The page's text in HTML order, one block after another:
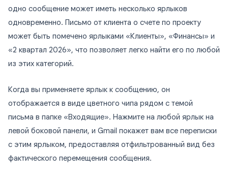
одно сообщение может иметь несколько ярлыков
одновременно. Письмо от клиента о счете по проекту
может быть помечено ярлыками «Клиенты», «Финансы» и
«2 квартал 2026», что позволяет легко найти его по любой
из этих категорий.
Когда вы применяете ярлык к сообщению, он
отображается в виде цветного чипа рядом с темой
письма в папке «Входящие». Нажмите на любой ярлык на
левой боковой панели, и Gmail покажет вам все переписки
с этим ярлыком, предоставляя отфильтрованный вид без
фактического перемещения сообщения.